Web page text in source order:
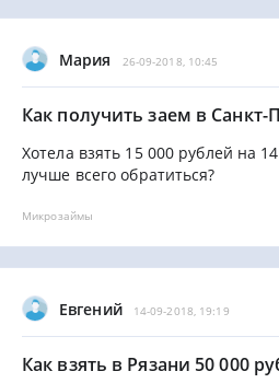
Мария 26-09-2018, 10:45
Как получить заем в Санкт-
Хотела взять 15 000 рублей на
лучше всего обратиться?
Микрозаймы
Евгений 14-09-2018, 19:19
Как взять в Рязани 50 000